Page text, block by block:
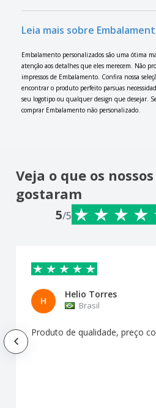
Leia mais sobre
Embalamento personalizados são uma ótima
atenção aos detalhes que eles merecem. Não
impressos de Embalamento. Confira nossa
encontrar o produto perfeito parsuas
seu logotipo ou qualquer design que desejar.
comprar Embalamento não personalizado.
Veja o que os
gostaram
5/5
H
Helio Torres
Brasil
Produto de